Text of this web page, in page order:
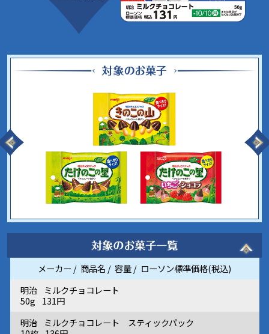
メーカー 商品名 容量
ローソン標準価格(税込)
明治
ミルクチョコレート
50g
131円
明治
ミルクチョコレート スティックパック